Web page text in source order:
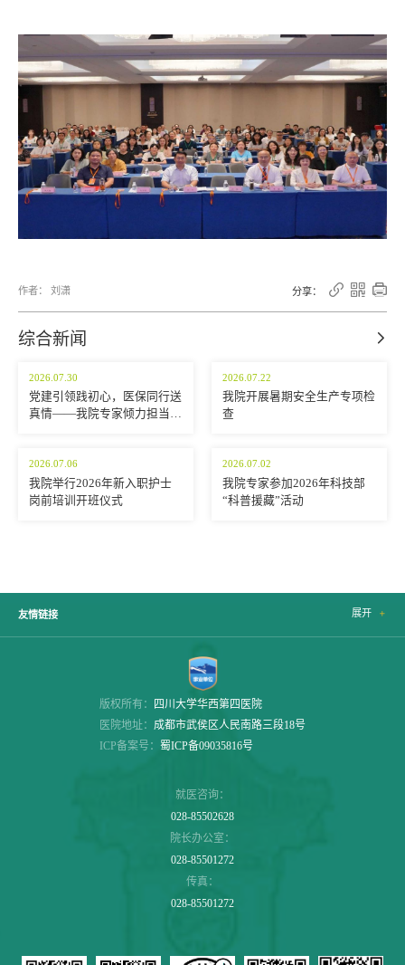
作者： 刘潇 分享：   
综合新闻 
2026.07.30
党建引领践初心，医保同行送
真情——我院专家倾力担当，
2026.07.22
我院开展暑期安全生产专项检
查
2026.07.06
我院举行2026年新入职护士
岗前培训开班仪式
2026.07.02
我院专家参加2026年科技部
“科普援藏”活动
友情链接 展开 
版权所有：
四川大学华西第四医院
医院地址： 成都市武侯区人民南路三段18号
ICP备案号： 蜀ICP备09035816号
就医咨询：
028-85502628
院长办公室：
028-85501272
传真：
028-85501272